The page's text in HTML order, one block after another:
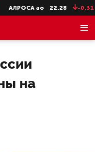
АЛРОСА ао 22.28 -0.31
на